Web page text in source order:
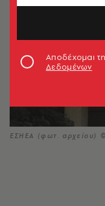
ΕΣΗΕΑ (φωτ. αρχείου)
Αποδέχομαι
Δεδομένων